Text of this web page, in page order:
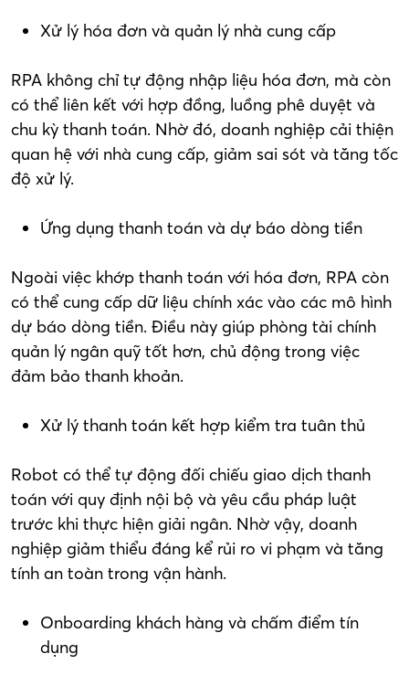
Xử lý hóa đơn và quản lý nhà cung cấp
RPA không chỉ tự động nhập liệu hóa đơn, mà còn
có thể liên kết với hợp đồng, luồng phê duyệt và
chu kỳ thanh toán. Nhờ đó, doanh nghiệp cải thiện
quan hệ với nhà cung cấp, giảm sai sót và tăng tốc
độ xử lý.
Ứng dụng thanh toán và dự báo dòng tiền
Ngoài việc khớp thanh toán với hóa đơn, RPA còn
có thể cung cấp dữ liệu chính xác vào các mô hình
dự báo dòng tiền. Điều này giúp phòng tài chính
quản lý ngân quỹ tốt hơn, chủ động trong việc
đảm bảo thanh khoản.
Xử lý thanh toán kết hợp kiểm tra tuân thủ
Robot có thể tự động đối chiếu giao dịch thanh
toán với quy định nội bộ và yêu cầu pháp luật
trước khi thực hiện giải ngân. Nhờ vậy, doanh
nghiệp giảm thiểu đáng kể rủi ro vi phạm và tăng
tính an toàn trong vận hành.
Onboarding khách hàng và chấm điểm tín
dụng